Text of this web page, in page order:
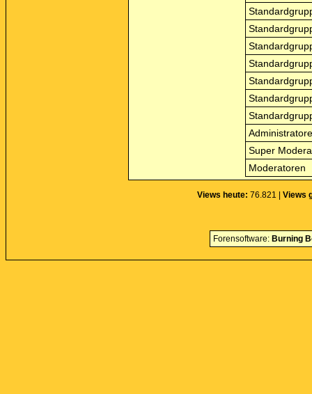
Super
Moderatoren
Views heute: 76.821 | Views
Forensoftware: Burning